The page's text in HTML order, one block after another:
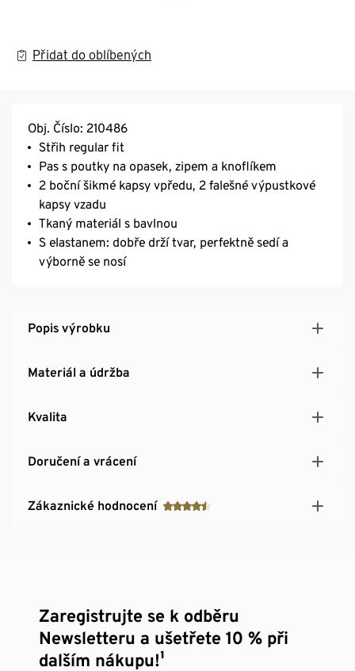
Přidat do oblíbených
Obj. Číslo: 210486
Střih regular fit
Pas s poutky na opasek, zipem a knoflíkem
2 boční šikmé kapsy vpředu, 2 falešné výpustkové
kapsy vzadu
Tkaný materiál s bavlnou
S elastanem: dobře drží tvar, perfektně sedí a
výborně se nosí
Popis výrobku
Materiál a údržba
Kvalita
Doručení a vrácení
Zákaznické hodnocení
Zaregistrujte se k odběru
Newsletteru a ušetřete 10 % při
dalším nákupu!¹